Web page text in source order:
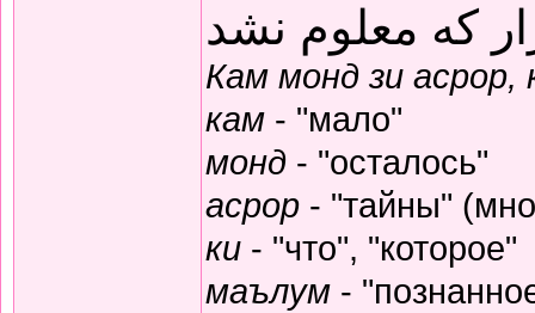
که معلوم نشد
Кам монд зи
кам - "мало"
монд - "осталось"
асрор - "тайны"
ки - "что", "которое"
маълум -